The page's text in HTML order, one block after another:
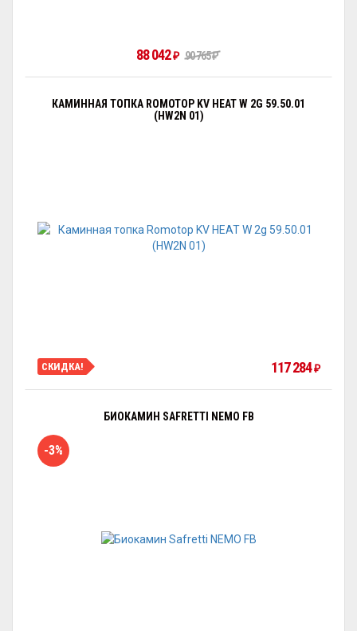
88 042₽ 90 765₽
КАМИННАЯ ТОПКА ROMOTOP KV HEAT W 2G 59.50.01
(HW2N 01)
СКИДКА! 117 284₽
БИОКАМИН SAFRETTI NEMO FB
-3%